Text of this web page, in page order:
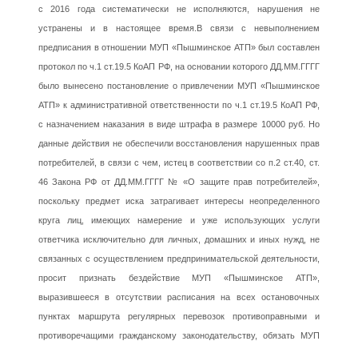
с 2016 года систематически не исполняются, нарушения не
устранены и в настоящее время.В связи с невыполнением
предписания в отношении МУП «Пышминское АТП» был составлен
протокол по ч.1 ст.19.5 КоАП РФ, на основании которого ДД.ММ.ГГГГ
было вынесено постановление о привлечении МУП «Пышминское
АТП» к административной ответственности по ч.1 ст.19.5 КоАП РФ,
с назначением наказания в виде штрафа в размере 10000 руб. Но
данные действия не обеспечили восстановления нарушенных прав
потребителей, в связи с чем, истец в соответствии со п.2 ст.40, ст.
46 Закона РФ от ДД.ММ.ГГГГ № «О защите прав потребителей»,
поскольку предмет иска затрагивает интересы неопределенного
круга лиц, имеющих намерение и уже использующих услуги
ответчика исключительно для личных, домашних и иных нужд, не
связанных с осуществлением предпринимательской деятельности,
просит признать бездействие МУП «Пышминское АТП»,
выразившееся в отсутствии расписания на всех остановочных
пунктах маршрута регулярных перевозок противоправными и
противоречащими гражданскому законодательству, обязать МУП